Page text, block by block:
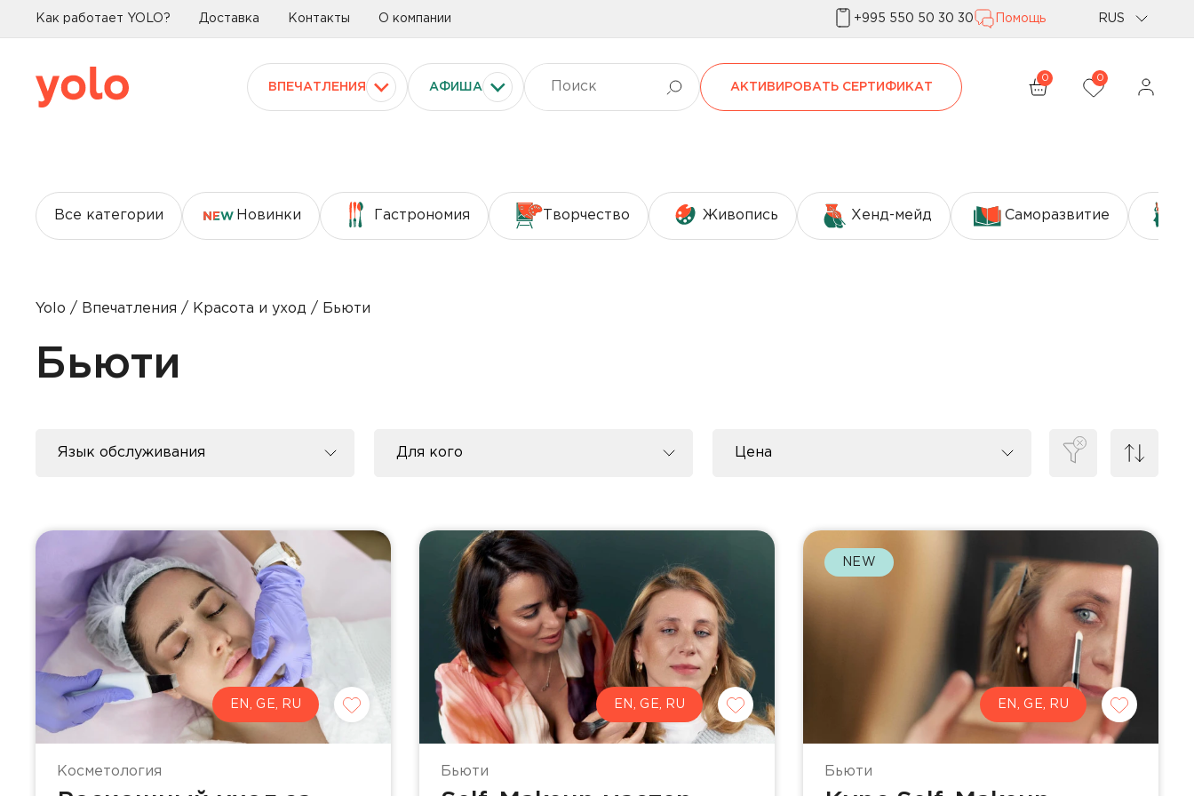
Как работает YOLO? Доставка Контакты О компании +995 550 50 30 30 Помощь RUS
Geo
ВПЕЧАТЛЕНИЯ АФИША АКТИВИРОВАТЬ СЕРТИФИКАТ
0 0
Все категории Новинки Гастрономия Творчество Живопись Хенд-мейд Саморазвитие
Yolo Впечатления Красота и уход Бьюти
Бьюти
Язык обслуживания
Ru
Для кого
Для него
Для неё
Для пары
Цена
EN, GE, RU
Косметология
EN, GE, RU
Бьюти
NEW
EN, GE, RU
Бьюти